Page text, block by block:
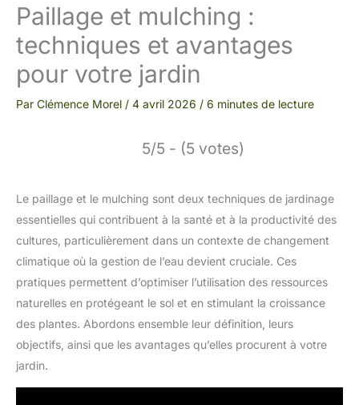
Paillage et mulching :
techniques et avantages
pour votre jardin
Par Clémence Morel / 4 avril 2026 / 6 minutes de lecture
5/5 - (5 votes)
Le paillage et le mulching sont deux techniques de jardinage
essentielles qui contribuent à la santé et à la productivité des
cultures, particulièrement dans un contexte de changement
climatique où la gestion de l’eau devient cruciale. Ces
pratiques permettent d’optimiser l’utilisation des ressources
naturelles en protégeant le sol et en stimulant la croissance
des plantes. Abordons ensemble leur définition, leurs
objectifs, ainsi que les avantages qu’elles procurent à votre
jardin.